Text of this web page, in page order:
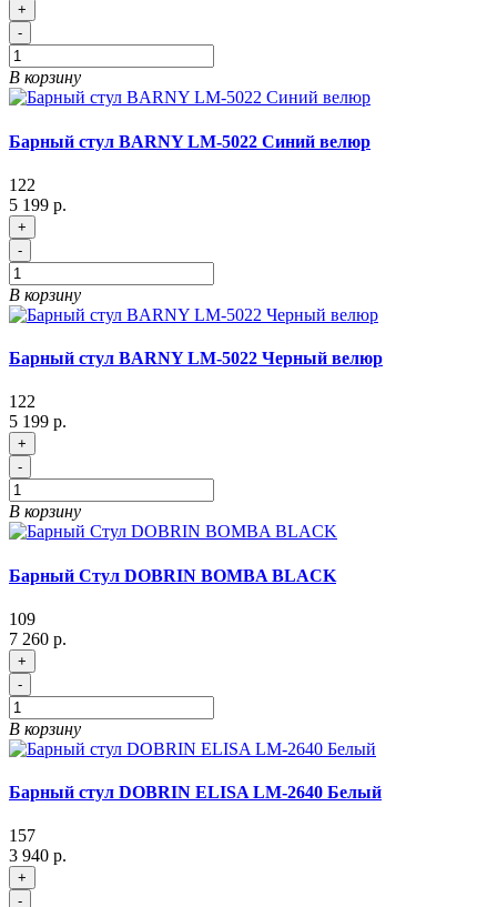
+
-
В корзину
Барный стул BARNY LM-5022 Синий велюр
122
5 199 р.
+
-
В корзину
Барный стул BARNY LM-5022 Черный велюр
122
5 199 р.
+
-
В корзину
Барный Стул DOBRIN BOMBA BLACK
109
7 260 р.
+
-
В корзину
Барный стул DOBRIN ELISA LM-2640 Белый
157
3 940 р.
+
-